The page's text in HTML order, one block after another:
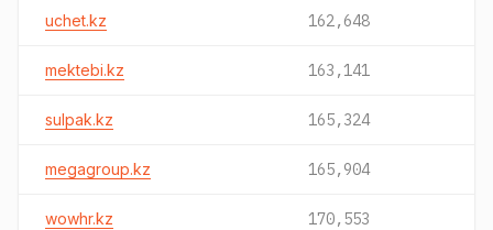
uchet.kz 162,648
mektebi.kz 163,141
sulpak.kz 165,324
megagroup.kz 165,904
wowhr.kz 170,553